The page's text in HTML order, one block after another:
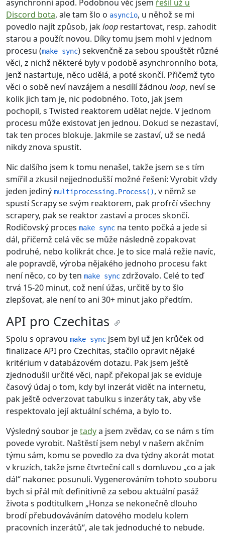
asynchronní apod. Podobnou věc jsem řešil už u
Discord bota, ale tam šlo o asyncio, u něhož se mi
povedlo najít způsob, jakloop restartovat, resp. zahodit
starou a použít novou. Díky tomu jsem mohl v jednom
procesu (make sync) sekvenčně za sebou spouštět různé
věci, z nichž některé byly v podobě asynchronního bota,
jenž nastartuje, něco udělá, a poté skončí. Přičemž tyto
věci o sobě neví navzájem a nesdílí žádnou loop, neví se
kolik jich tam je, nic podobného. Toto, jak jsem
pochopil, s Twisted reaktorem udělat nejde. V jednom
procesu může existovat jen jednou. Dokud se nezastaví,
tak ten proces blokuje. Jakmile se zastaví, už se nedá
nikdy znova spustit.
Nic dalšího jsem k tomu nenašel, takže jsem se s tím
smířil a zkusil nejjednodušší možné řešení: Vyrobit vždy
jeden jediný multiprocessing.Process(), v němž se
spustí Scrapy se svým reaktorem, pak profrčí všechny
scrapery, pak se reaktor zastaví a proces skončí.
Rodičovský proces make sync na tento počká a jede si
dál, přičemž celá věc se může následně zopakovat
podruhé, nebo kolikrát chce. Je to sice malá režie navíc,
ale popravdě, výroba nějakého jednoho procesu fakt
není něco, co by ten make sync zdržovalo. Celé to teď
trvá 15-20 minut, což není úžas, určitě by to šlo
zlepšovat, ale není to ani 30+ minut jako předtím.
API pro Czechitas
Spolu s opravou make sync jsem byl už jen krůček od
finalizace API pro Czechitas, stačilo opravit nějaké
kritérium v databázovém dotazu. Pak jsem ještě
zjednodušil určité věci, např. překopal jak se eviduje
časový údaj o tom, kdy byl inzerát vidět na internetu,
pak ještě odverzovat tabulku s inzeráty tak, aby vše
respektovalo její aktuální schéma, a bylo to.
Výsledný soubor jetadya jsem zvědav, co se nám s tím
povede vyrobit. Naštěstí jsem nebyl v našem akčním
týmu sám, komu se povedlo za dva týdny akorát motat
v kruzích, takže jsme čtvrteční call s domluvou „co a jak
dál“ nakonec posunuli. Vygenerováním tohoto souboru
bych si přál mít definitivně za sebou aktuální pasáž
života s podtitulkem „Honza se nekonečně dlouho
brodí přebudováváním datového modelu kolem
pracovních inzerátů“, ale tak jednoduché to nebude.